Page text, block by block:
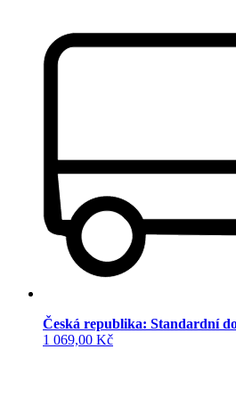
Česká republika: Standardní
1 069,00 Kč